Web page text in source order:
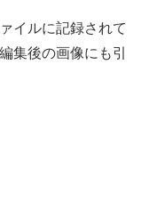
イルに記録されて
集後の画像にも引